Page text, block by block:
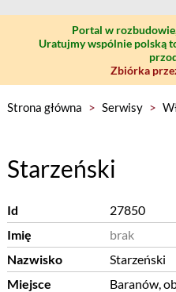
Portal w
Uratujmy wspólnie polską
Zbiórka
Strona główna > Serwisy >
Starzeński
Id
27850
Imię
brak
Nazwisko
Starzeński
Miejsce
Baranów,